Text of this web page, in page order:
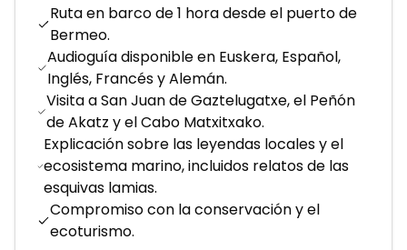
Ruta en barco de 1 hora desde el puerto de
Bermeo.
Audioguía disponible en Euskera, Español,
Inglés, Francés y Alemán.
Visita a San Juan de Gaztelugatxe, el Peñón
de Akatz y el Cabo Matxitxako.
Explicación sobre las leyendas locales y el
ecosistema marino, incluidos relatos de las
esquivas lamias.
Compromiso con la conservación y el
ecoturismo.